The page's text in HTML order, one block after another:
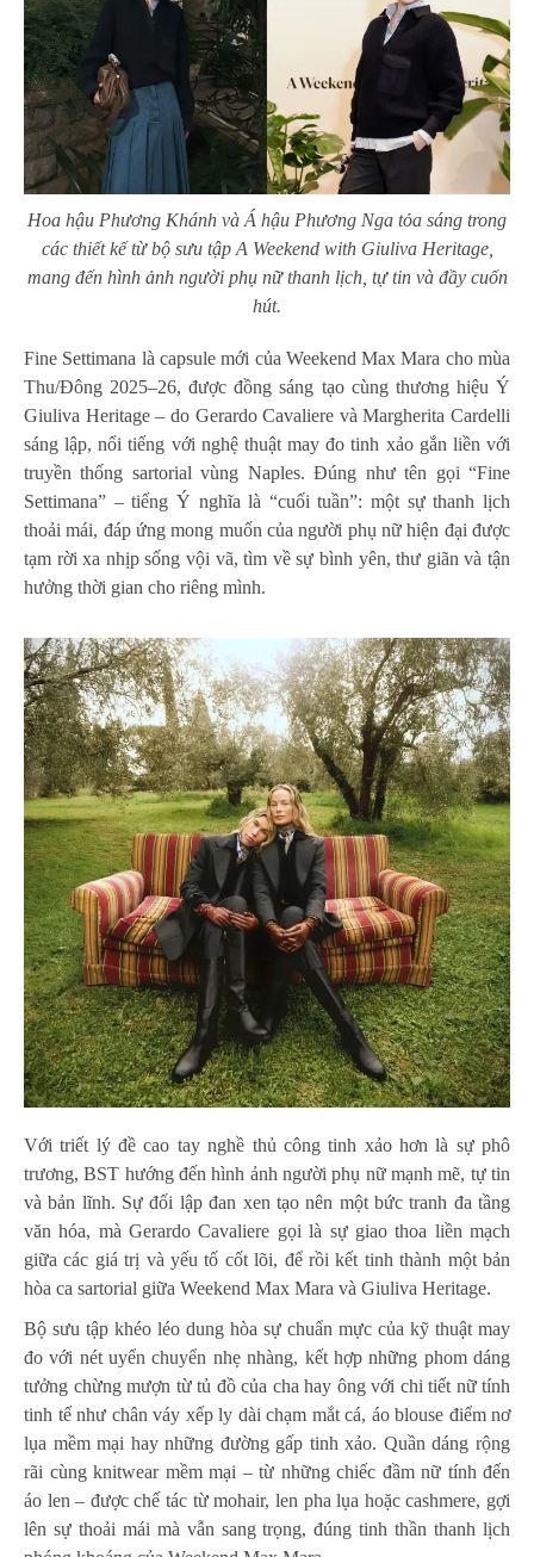
Hoa hậu Phương Khánh và Á hậu Phương Nga tỏa sáng trong
các thiết kế từ bộ sưu tập A Weekend with Giuliva Heritage,
mang đến hình ảnh người phụ nữ thanh lịch, tự tin và đầy cuốn
hút.
Fine Settimana là capsule mới của Weekend Max Mara cho mùa
Thu/Đông 2025–26, được đồng sáng tạo cùng thương hiệu Ý
Giuliva Heritage – do Gerardo Cavaliere và Margherita Cardelli
sáng lập, nổi tiếng với nghệ thuật may đo tinh xảo gắn liền với
truyền thống sartorial vùng Naples. Đúng như tên gọi “Fine
Settimana” – tiếng Ý nghĩa là “cuối tuần”: một sự thanh lịch
thoải mái, đáp ứng mong muốn của người phụ nữ hiện đại được
tạm rời xa nhịp sống vội vã, tìm về sự bình yên, thư giãn và tận
hưởng thời gian cho riêng mình.
Với triết lý đề cao tay nghề thủ công tinh xảo hơn là sự phô
trương, BST hướng đến hình ảnh người phụ nữ mạnh mẽ, tự tin
và bản lĩnh. Sự đối lập đan xen tạo nên một bức tranh đa tầng
văn hóa, mà Gerardo Cavaliere gọi là sự giao thoa liền mạch
giữa các giá trị và yếu tố cốt lõi, để rồi kết tinh thành một bản
hòa ca sartorial giữa Weekend Max Mara và Giuliva Heritage.
Bộ sưu tập khéo léo dung hòa sự chuẩn mực của kỹ thuật may
đo với nét uyển chuyển nhẹ nhàng, kết hợp những phom dáng
tưởng chừng mượn từ tủ đồ của cha hay ông với chi tiết nữ tính
tinh tế như chân váy xếp ly dài chạm mắt cá, áo blouse điểm nơ
lụa mềm mại hay những đường gấp tinh xảo. Quần dáng rộng
rãi cùng knitwear mềm mại – từ những chiếc đầm nữ tính đến
áo len – được chế tác từ mohair, len pha lụa hoặc cashmere, gợi
lên sự thoải mái mà vẫn sang trọng, đúng tinh thần thanh lịch